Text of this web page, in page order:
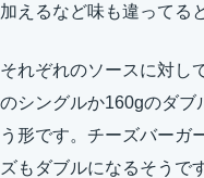
加えるなど味も違ってる
それぞれのソースに対し
のシングルか160gのダブ
う形です。チーズバーガ
ズもダブルになるそうで